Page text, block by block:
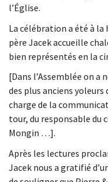
l’Église.
La célébration a été à la
père Jacek accueille
bien représentés en la
[Dans l’Assemblée on a
des plus anciens
charge de la
tour, du responsable du
Mongin …].
Après les lectures
Jacek nous a gratifié